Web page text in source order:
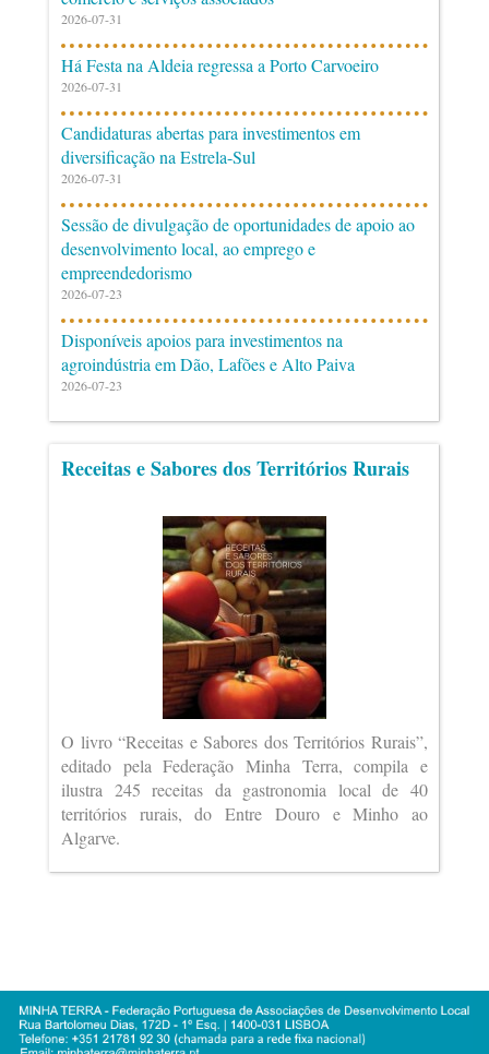
2026-07-31
Há Festa na Aldeia regressa a Porto Carvoeiro
2026-07-31
Candidaturas abertas para investimentos em
diversificação na Estrela-Sul
2026-07-31
Sessão de divulgação de oportunidades de apoio ao
desenvolvimento local, ao emprego e
empreendedorismo
2026-07-23
Disponíveis apoios para investimentos na
agroindústria em Dão, Lafões e Alto Paiva
2026-07-23
Receitas e Sabores dos Territórios Rurais
O livro “Receitas e Sabores dos Territórios Rurais”,
editado pela Federação Minha Terra, compila e
ilustra 245 receitas da gastronomia local de 40
territórios rurais, do Entre Douro e Minho ao
Algarve.